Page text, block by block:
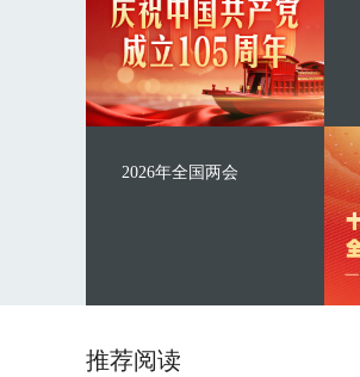
2026年全国两会
推荐阅读